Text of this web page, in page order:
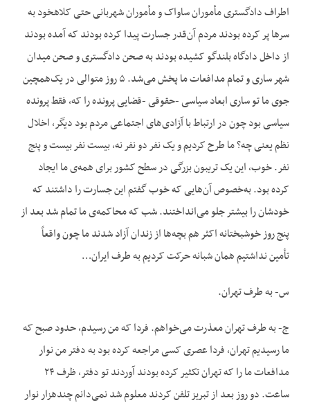
اطراف دادگستری مأموران ساواک و مأموران شهربانی حتی کلاهخود به
سرها پر کرده بودند مردم آن‌قدر جسارت پیدا کرده بودند که آمده بودند
از داخل دادگاه بلندگو کشیده بودند به صحن دادگستری و صحن میدان
شهر ساری و تمام مدافعات ما پخش می‌شد. ۵ روز متوالی در یک‌همچین
جوی ما تو ساری ابعاد سیاسی -حقوقی -قضایی پرونده را که، فقط پرونده
سیاسی بود چون در ارتباط با آزادی‌های اجتماعی مردم بود دیگر، اخلال
نظم یعنی چه؟ ما طرح کردیم و یک نفر دو نفر نه، بیست نفر بیست و پنج
نفر. خوب، این یک تریبون بزرگی در سطح کشور برای همه‌ی ما ایجاد
کرده بود. به‌خصوص آن‌هایی که خوب گفتم این جسارت را داشتند که
خودشان را بیشتر جلو می‌انداختند. شب که محاکمه‌ی ما تمام شد بعد از
پنج روز خوشبختانه اکثر هم بچه‌ها از زندان آزاد شدند ما چون واقعاً
تأمین نداشتیم همان شبانه حرکت کردیم به طرف ایران…
س- به طرف تهران.
ج- به طرف تهران معذرت می‌خواهم. فردا که من رسیدم، حدود صبح که
ما رسیدیم تهران، فردا عصری کسی مراجعه کرده بود به دفتر من نوار
مدافعات ما را که تهران تکثیر کرده بودند آوردند تو دفتر، ظرف ۲۴
ساعت. دو روز بعد از تبریز تلفن کردند معلوم شد نمی‌دانم چندهزار نوار